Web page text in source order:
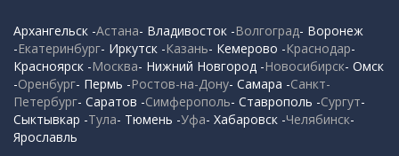
Архангельск -Астана- Владивосток -Волгоград- Воронеж
-Екатеринбург- Иркутск -Казань- Кемерово -Краснодар-
Красноярск -Москва- Нижний Новгород -Новосибирск- Омск
-Оренбург- Пермь -Ростов-на-Дону- Самара -Санкт-
Петербург- Саратов -Симферополь- Ставрополь -Сургут-
Сыктывкар -Тула- Тюмень -Уфа- Хабаровск -Челябинск-
Ярославль